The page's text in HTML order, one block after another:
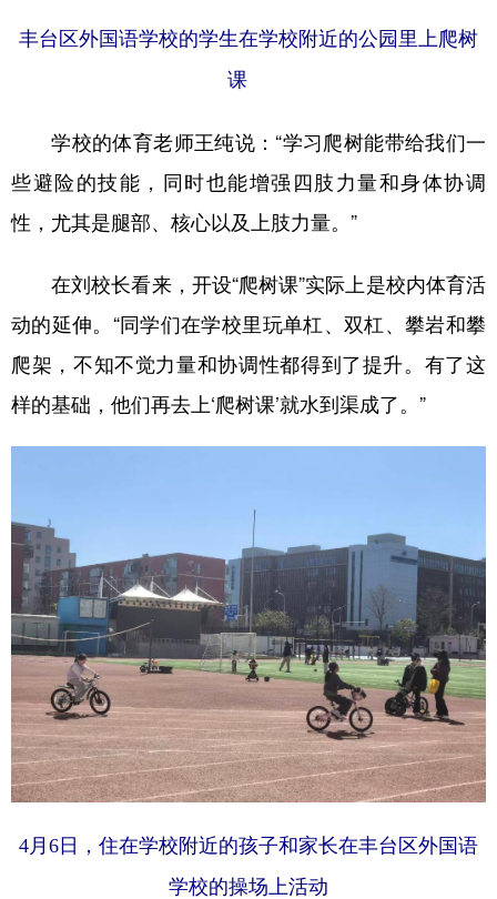
丰台区外国语学校的学生在学校附近的公园里上爬树
课
学校的体育老师王纯说：“学习爬树能带给我们一
些避险的技能，同时也能增强四肢力量和身体协调
性，尤其是腿部、核心以及上肢力量。”
在刘校长看来，开设“爬树课”实际上是校内体育活
动的延伸。“同学们在学校里玩单杠、双杠、攀岩和攀
爬架，不知不觉力量和协调性都得到了提升。有了这
样的基础，他们再去上‘爬树课’就水到渠成了。”
4月6日，住在学校附近的孩子和家长在丰台区外国语
学校的操场上活动